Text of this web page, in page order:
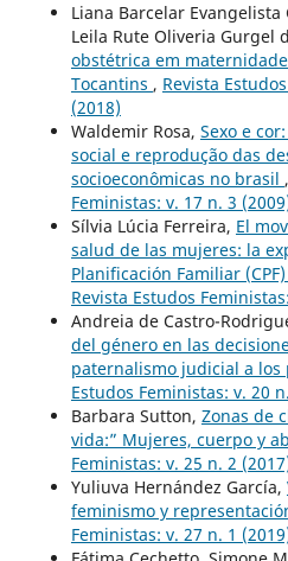
Liana Barcelar Evangelista
Leila Rute Oliveria Gurgel
obstétrica em
Tocantins , Revista
(2018)
Waldemir Rosa, Sexo e
social e reprodução das
socioeconômicas no brasil ,
Feministas: v. 17 n. 3
Sílvia Lúcia Ferreira, El
salud de las mujeres: la
Planificación Familiar
Revista Estudos
Andreia de Castro-
del género en las
paternalismo judicial a los
Estudos Feministas: v. 20
Barbara Sutton, Zonas de
vida:” Mujeres, cuerpo y
Feministas: v. 25 n. 2
Yuliuva Hernández García,
feminismo y
Feministas: v. 27 n. 1